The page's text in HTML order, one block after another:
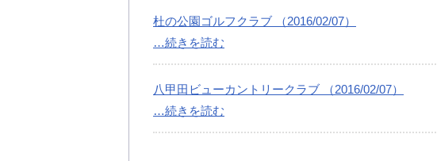
杜の公園ゴルフクラブ （2016/02/07）
…続きを読む
八甲田ビューカントリークラブ （2016/02/07）
…続きを読む